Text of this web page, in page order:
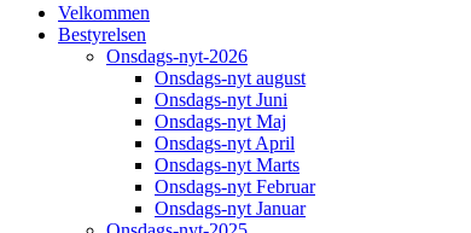
Velkommen
Bestyrelsen
Onsdags-nyt-2026
Onsdags-nyt august
Onsdags-nyt Juni
Onsdags-nyt Maj
Onsdags-nyt April
Onsdags-nyt Marts
Onsdags-nyt Februar
Onsdags-nyt Januar